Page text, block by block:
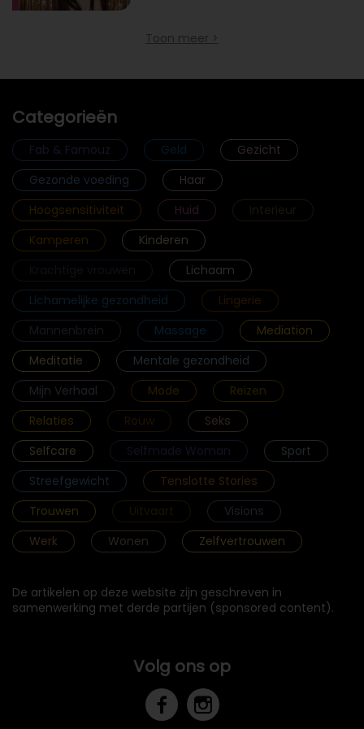
Toon meer >
Categorieën
Fab & Famouz Geld
Gezicht
Gezonde voeding
Haar
Hoogsensitiviteit
Huid
Interieur
Kamperen
Kinderen
Lichaam
Lichamelijke gezondheid
Lingerie
Mannenbrein
Massage
Mediation
Meditatie
Mentale gezondheid
Mijn Verhaal
Mode
Reizen
Relaties
Rouw
Seks
Selfcare
Selfmade Woman
Sport
Streefgewicht
Tenslotte Stories
Trouwen
Uitvaart
Visions
Werk
Wonen Zelfvertrouwen
De artikelen op deze website zijn geschreven in
samenwerking met derde partijen (sponsored content).
Volg ons op